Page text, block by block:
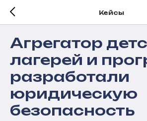
Кейсы
Агрегатор
лагерей и
разработали
юридическую
безопасность